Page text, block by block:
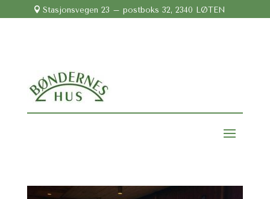
 Stasjonsvegen 23 – postboks 32, 2340 LØTEN